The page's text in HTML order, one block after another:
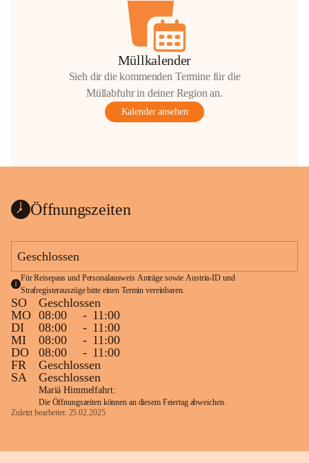
Müllkalender
Sieh dir die kommenden Termine für die
Müllabfuhr in deiner Region an.
Kalender ansehen
Öffnungszeiten
Geschlossen
Für Reisepass und Personalausweis Anträge sowie Austria-ID und
Strafregisterauszüge bitte einen Termin vereinbaren.
SO
Geschlossen
MO 08:00 - 11:00
DI
08:00 - 11:00
MI
08:00 - 11:00
DO
08:00 - 11:00
FR
Geschlossen
SA
Geschlossen
Mariä Himmelfahrt:
Die Öffnungszeiten können an diesem Feiertag abweichen.
Zuletzt bearbeitet: 25.02.2025